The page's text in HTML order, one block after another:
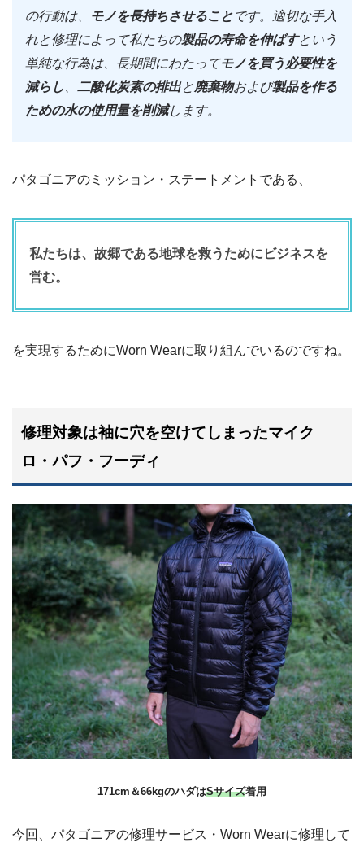
の行動は、
モノを長持ちさせることです。適切な手入
れと修理によって私たちの製品の寿命を伸ばすという
単純な行為は、長期間にわたってモノを買う必要性を
減らし、 二酸化炭素の排出と廃棄物および製品を作る
ための水の使用量を削減します。
パタゴニアのミッション・ステートメントである、
私たちは、故郷である地球を救うためにビジネスを
営む。
を実現するためにWorn Wearに取り組んでいるのですね。
修理対象は袖に穴を空けてしまったマイク
ロ・パフ・フーディ
171cm＆66kgのハダはSサイズ着用
今回、パタゴニアの修理サービス・Worn Wearに修理して